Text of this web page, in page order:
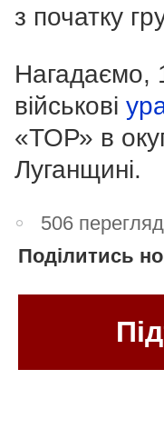
з початку
Нагадаємо,
військові
«ТОР» в
Луганщині.
506
Поділитись